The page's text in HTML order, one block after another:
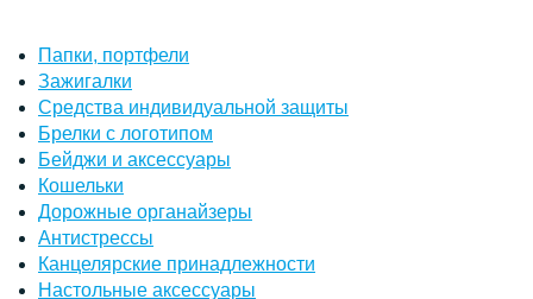
Папки, портфели
Зажигалки
Средства индивидуальной защиты
Брелки с логотипом
Бейджи и аксессуары
Кошельки
Дорожные органайзеры
Антистрессы
Канцелярские принадлежности
Настольные аксессуары